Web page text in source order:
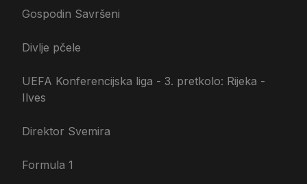
Gospodin Savršeni
Divlje pčele
UEFA Konferencijska liga - 3. pretkolo: Rijeka -
Ilves
Direktor Svemira
Formula 1